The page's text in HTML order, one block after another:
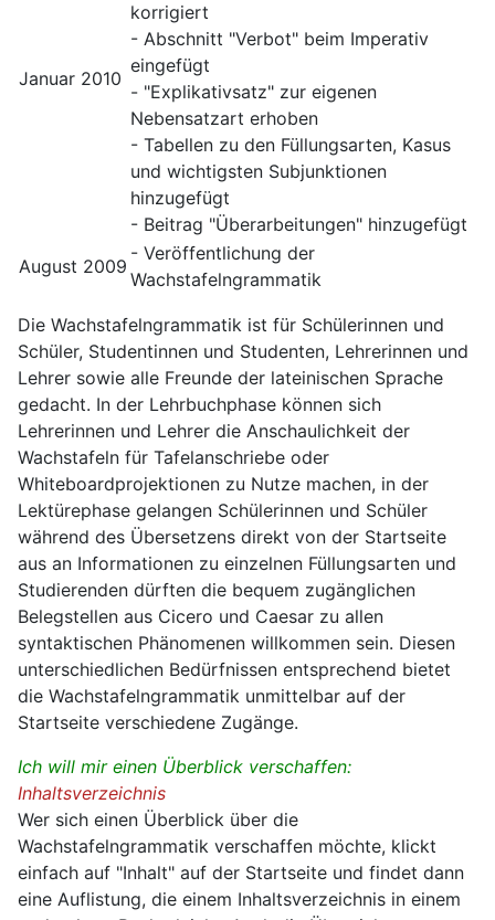
Januar 2010
korrigiert
- Abschnitt "Verbot" beim Imperativ
eingefügt
- "Explikativsatz" zur eigenen
Nebensatzart erhoben
- Tabellen zu den Füllungsarten, Kasus
und wichtigsten Subjunktionen
hinzugefügt
- Beitrag "Überarbeitungen" hinzugefügt
August 2009
- Veröffentlichung der
Wachstafelngrammatik
Die Wachstafelngrammatik ist für Schülerinnen und
Schüler, Studentinnen und Studenten, Lehrerinnen und
Lehrer sowie alle Freunde der lateinischen Sprache
gedacht. In der Lehrbuchphase können sich
Lehrerinnen und Lehrer die Anschaulichkeit der
Wachstafeln für Tafelanschriebe oder
Whiteboardprojektionen zu Nutze machen, in der
Lektürephase gelangen Schülerinnen und Schüler
während des Übersetzens direkt von der Startseite
aus an Informationen zu einzelnen Füllungsarten und
Studierenden dürften die bequem zugänglichen
Belegstellen aus Cicero und Caesar zu allen
syntaktischen Phänomenen willkommen sein. Diesen
unterschiedlichen Bedürfnissen entsprechend bietet
die Wachstafelngrammatik unmittelbar auf der
Startseite verschiedene Zugänge.
Ich will mir einen Überblick verschaffen:
Inhaltsverzeichnis
Wer sich einen Überblick über die
Wachstafelngrammatik verschaffen möchte, klickt
einfach auf "Inhalt" auf der Startseite und findet dann
eine Auflistung, die einem Inhaltsverzeichnis in einem